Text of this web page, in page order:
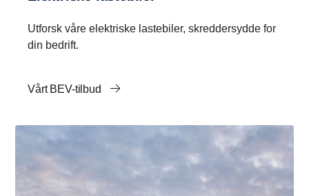
Utforsk våre elektriske lastebiler, skreddersydde for
din bedrift.
Vårt BEV-tilbud